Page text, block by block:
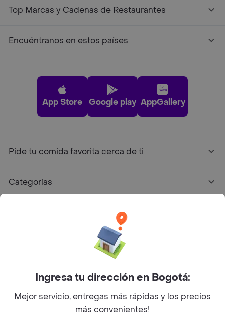
Top Marcas y Cadenas de Restaurantes
Encuéntranos en estos países
App Store Google play AppGallery
Pide tu comida favorita cerca de ti
Categorías
Facebook
Twitter
Instagram
©2026Rappi Inc. All rights reserved.
Ingresa tu dirección en Bogotá:
Mejor servicio, entregas más rápidas y los precios
más convenientes!